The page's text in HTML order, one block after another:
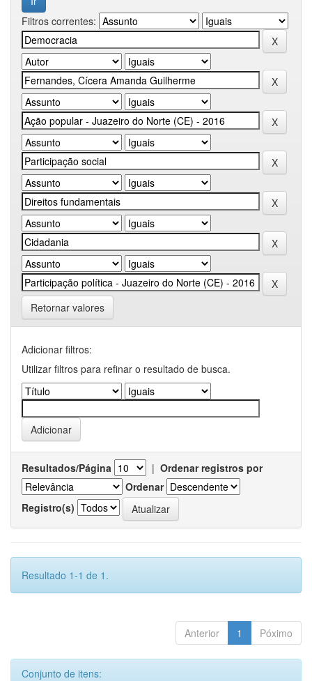
Filtros correntes:
Retornar valores
Adicionar filtros:
Utilizar filtros para refinar o resultado de busca.
Resultados/Página | Ordenar registros por
Ordenar
Registro(s)
Resultado 1-1 de 1.
Anterior 1 Póximo
Conjunto de itens: